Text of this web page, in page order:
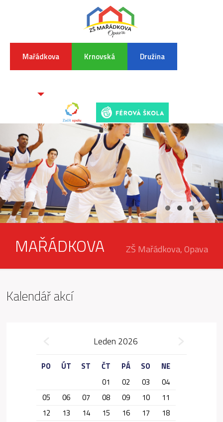
Mařádkova Krnovská Družina
MAŘÁDKOVA ZŠ Mařádkova, Opava
Kalendář akcí
Leden 2026
PO ÚT ST ČT PÁ SO
NE
01
02 03
04
05
06 07 08 09 10
11
12
13 14 15 16 17
18